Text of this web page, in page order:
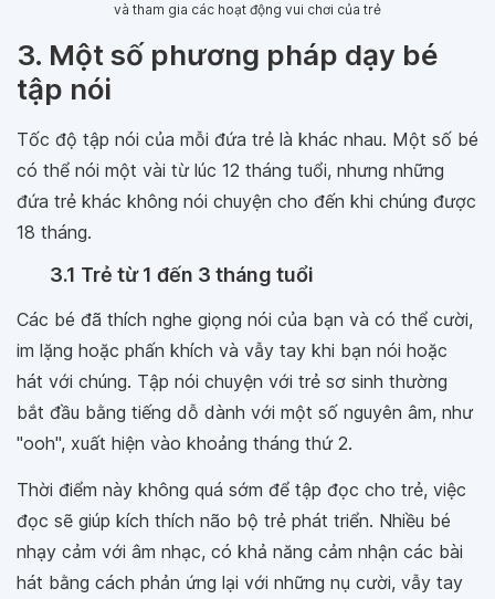
và tham gia các hoạt động vui chơi của trẻ
3. Một số phương pháp dạy bé
tập nói
Tốc độ tập nói của mỗi đứa trẻ là khác nhau. Một số bé
có thể nói một vài từ lúc 12 tháng tuổi, nhưng những
đứa trẻ khác không nói chuyện cho đến khi chúng được
18 tháng.
3.1 Trẻ từ 1 đến 3 tháng tuổi
Các bé đã thích nghe giọng nói của bạn và có thể cười,
im lặng hoặc phấn khích và vẫy tay khi bạn nói hoặc
hát với chúng. Tập nói chuyện với trẻ sơ sinh thường
bắt đầu bằng tiếng dỗ dành với một số nguyên âm, như
"ooh", xuất hiện vào khoảng tháng thứ 2.
Thời điểm này không quá sớm để tập đọc cho trẻ, việc
đọc sẽ giúp kích thích não bộ trẻ phát triển. Nhiều bé
nhạy cảm với âm nhạc, có khả năng cảm nhận các bài
hát bằng cách phản ứng lại với những nụ cười, vẫy tay